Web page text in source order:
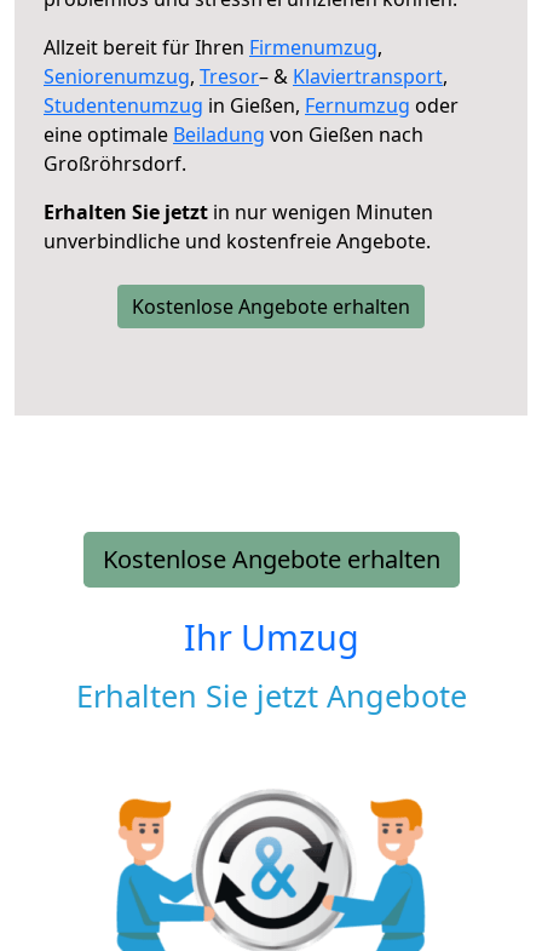
Allzeit bereit für Ihren Firmenumzug,
Seniorenumzug, Tresor– & Klaviertransport,
Studentenumzug in Gießen, Fernumzug oder
eine optimale Beiladung von Gießen nach
Großröhrsdorf.
Erhalten Sie jetzt in nur wenigen Minuten
unverbindliche und kostenfreie Angebote.
Kostenlose Angebote erhalten
Kostenlose Angebote erhalten
Ihr Umzug
Erhalten Sie jetzt Angebote